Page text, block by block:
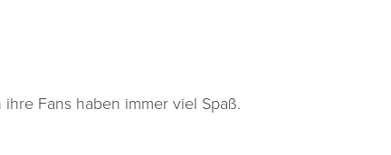
Fans haben immer viel Spaß.